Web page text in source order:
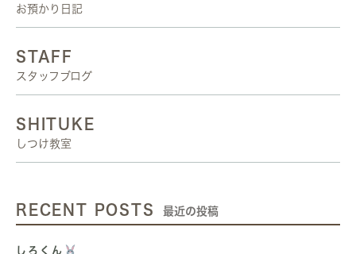
お預かり日記
STAFF
スタッフブログ
SHITUKE
しつけ教室
RECENT POSTS 最近の投稿
しろくん